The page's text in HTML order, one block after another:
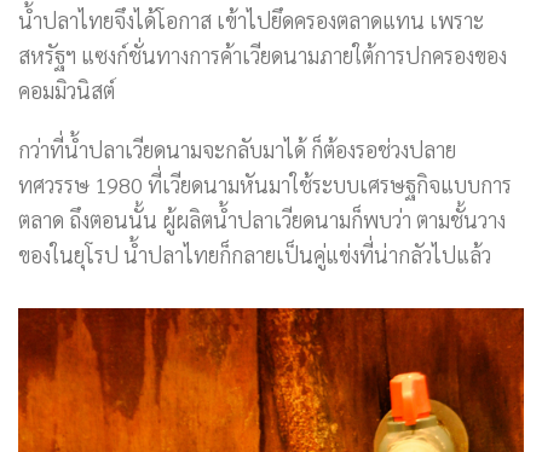
น้ำปลาไทยจึงได้โอกาส เข้าไปยึดครองตลาดแทน เพราะ
สหรัฐฯ แซงก์ชั่นทางการค้าเวียดนามภายใต้การปกครองของ
คอมมิวนิสต์
กว่าที่น้ำปลาเวียดนามจะกลับมาได้ ก็ต้องรอช่วงปลาย
ทศวรรษ 1980 ที่เวียดนามหันมาใช้ระบบเศรษฐกิจแบบการ
ตลาด ถึงตอนนั้น ผู้ผลิตน้ำปลาเวียดนามก็พบว่า ตามชั้นวาง
ของในยุโรป น้ำปลาไทยก็กลายเป็นคู่แข่งที่น่ากลัวไปแล้ว